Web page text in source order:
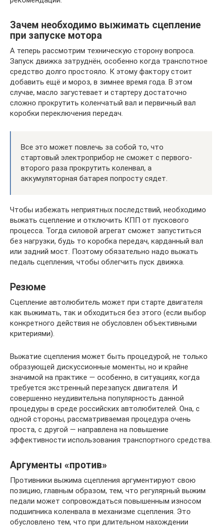
Зачем необходимо выжимать сцепление
при запуске мотора
А теперь рассмотрим техническую сторону вопроса.
Запуск движка затруднён, особенно когда транспотное
средство долго простояло. К этому фактору стоит
добавить ещё и мороз, в зимнее время года. В этом
случае, масло загустевает и стартеру достаточно
сложно прокрутить коленчатый вал и первичный вал
коробки переключения передач.
Все это может повлечь за собой то, что
стартовый электроприбор не сможет с первого-
второго раза прокрутить коленвал, а
аккумуляторная батарея попросту сядет.
Чтобы избежать неприятных последствий, необходимо
выжать сцепление и отключить КПП от пускового
процесса. Тогда силовой агрегат сможет запуститься
без нагрузки, будь то коробка передач, карданный вал
или задний мост. Поэтому обязательно надо выжать
педаль сцепления, чтобы облегчить пуск движка.
Резюме
Сцепление автолюбитель может при старте двигателя
как выжимать, так и обходиться без этого (если выбор
конкретного действия не обусловлен объективными
критериями).
Выжатие сцепления может быть процедурой, не только
образующей дискуссионные моменты, но и крайне
значимой на практике — особенно, в ситуациях, когда
требуется экстренный перезапуск двигателя. И
совершенно неудивительна популярность данной
процедуры в среде российских автолюбителей. Она, с
одной стороны, рассматриваемая процедура очень
проста, с другой — направлена на повышение
эффективности использования транспортного средства.
Аргументы «против»
Противники выжима сцепления аргументируют свою
позицию, главным образом, тем, что регулярный выжим
педали может сопровождаться повышенным износом
подшипника коленвала в механизме сцепления. Это
обусловлено тем, что при длительном нахождении